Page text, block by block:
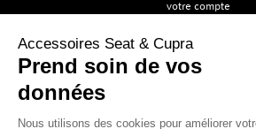
votre compte
Création